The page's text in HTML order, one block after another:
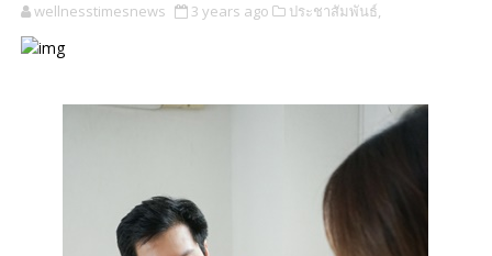
wellnesstimesnews 3 years ago ประชาสัมพันธ์,